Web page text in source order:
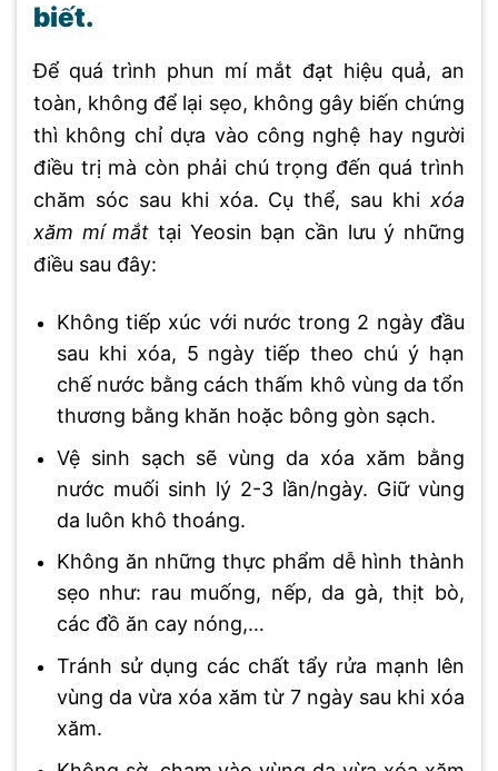
biết.
Để quá trình phun mí mắt đạt hiệu quả, an
toàn, không để lại sẹo, không gây biến chứng
thì không chỉ dựa vào công nghệ hay người
điều trị mà còn phải chú trọng đến quá trình
chăm sóc sau khi xóa. Cụ thể, sau khi xóa
xăm mí mắt tại Yeosin bạn cần lưu ý những
điều sau đây:
Không tiếp xúc với nước trong 2 ngày đầu
sau khi xóa, 5 ngày tiếp theo chú ý hạn
chế nước bằng cách thấm khô vùng da tổn
thương bằng khăn hoặc bông gòn sạch.
Vệ sinh sạch sẽ vùng da xóa xăm bằng
nước muối sinh lý 2-3 lần/ngày. Giữ vùng
da luôn khô thoáng.
Không ăn những thực phẩm dễ hình thành
sẹo như: rau muống, nếp, da gà, thịt bò,
các đồ ăn cay nóng,…
Tránh sử dụng các chất tẩy rửa mạnh lên
vùng da vừa xóa xăm từ 7 ngày sau khi xóa
xăm.